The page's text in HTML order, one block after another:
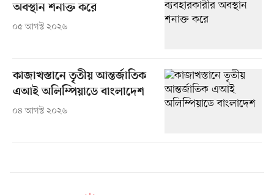
অবস্থান শনাক্ত করে
০৫ আগস্ট ২০২৬
কাজাখস্তানে তৃতীয় আন্তর্জাতিক
এআই অলিম্পিয়াডে বাংলাদেশ
০৪ আগস্ট ২০২৬